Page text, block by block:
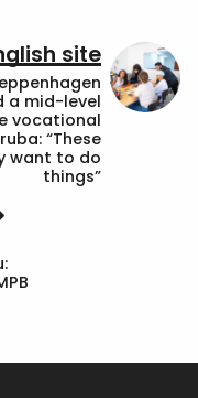
site
a mid-level
vocational
“These
want to do
things”